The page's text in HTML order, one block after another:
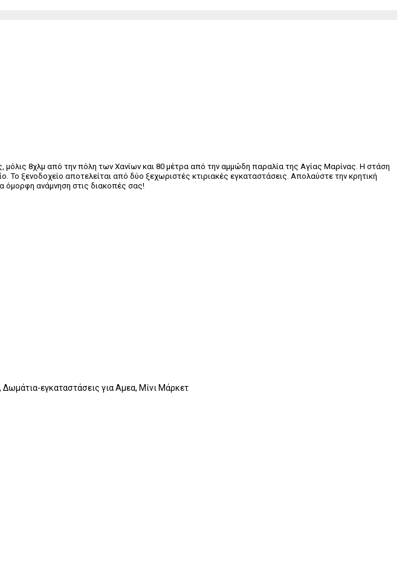
μόλις 8χλμ από την πόλη των Χανίων και 80 μέτρα από την αμμώδη παραλία της Αγίας Μαρίνας. Η στάση
Το ξενοδοχείο αποτελείται από δύο ξεχωριστές κτιριακές εγκαταστάσεις. Απολαύστε την κρητική
όμορφη ανάμνηση στις διακοπές σας!
εγκαταστάσεις για Αμεα, Μίνι Μάρκετ